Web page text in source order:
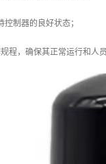
制器的良好状态；
程，确保其正常运行和人员